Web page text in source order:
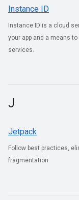
Instance ID
Instance ID is a cloud
your app and a means
services.
J
Jetpack
Follow best practices,
fragmentation